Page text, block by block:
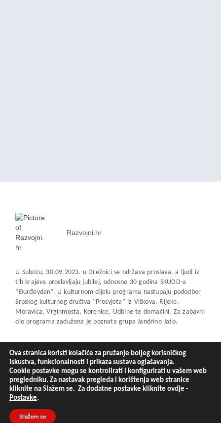
Razvojni.hr
U Subotu, 30.09.2023. u Drežnici se održava proslava, a ljudi iz
tih krajeva proslavljaju jubilej, odnosno 30 godina SKUDD-a
“Đurđevdan”. U kulturnom dijelu programa nastupaju pododbor
Srpskog kulturnog društva “Prosvjeta” iz Viškova, Rijeke,
Moravica, Vrginmosta, Korenice, Udbine te domaćini. Za zabavni
dio programa zadužena je poznata grupa Jandrino Jato.
Podjeli ovo:
Facebook
X
Ova stranica koristi kolačiće za pružanje boljeg korisničkog
iskustva, funkcionalnosti i prikaza sustava oglašavanja.
Cookie postavke mogu se kontrolirati i konfigurirati u vašem web
pregledniku. Za nastavak pregleda i korištenja web stranice
kliknite na Slažem se. Za dodatne postavke kliknite ovdje -
Postavke.
Slažem se